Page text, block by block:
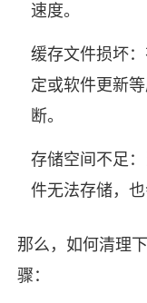
速度。
缓存文件损坏
定或软件更新
断。
存储空间不足
件无法存储，也
那么，如何清理
骤：